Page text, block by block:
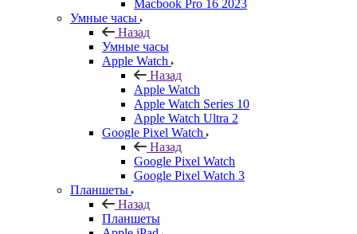
Macbook Pro 16 2023
Умные часы
Назад
Умные часы
Apple Watch
Назад
Apple Watch
Apple Watch Series 10
Apple Watch Ultra 2
Google Pixel Watch
Назад
Google Pixel Watch
Google Pixel Watch 3
Планшеты
Назад
Планшеты